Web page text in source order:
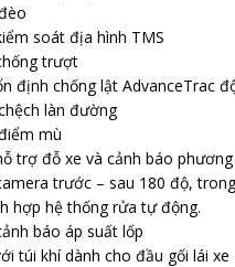
soát địa hình TMS
trượt
định chống lật AdvanceTrac
làn đường
mù
trợ đỗ xe và cảnh báo
trước – sau 180 độ,
hợp hệ thống rửa tự động.
báo áp suất lốp
túi khí dành cho đầu gối lái xe